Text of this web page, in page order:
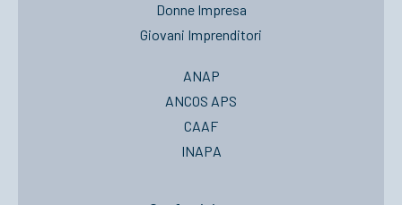
Donne Impresa
Giovani Imprenditori
ANAP
ANCOS APS
CAAF
INAPA